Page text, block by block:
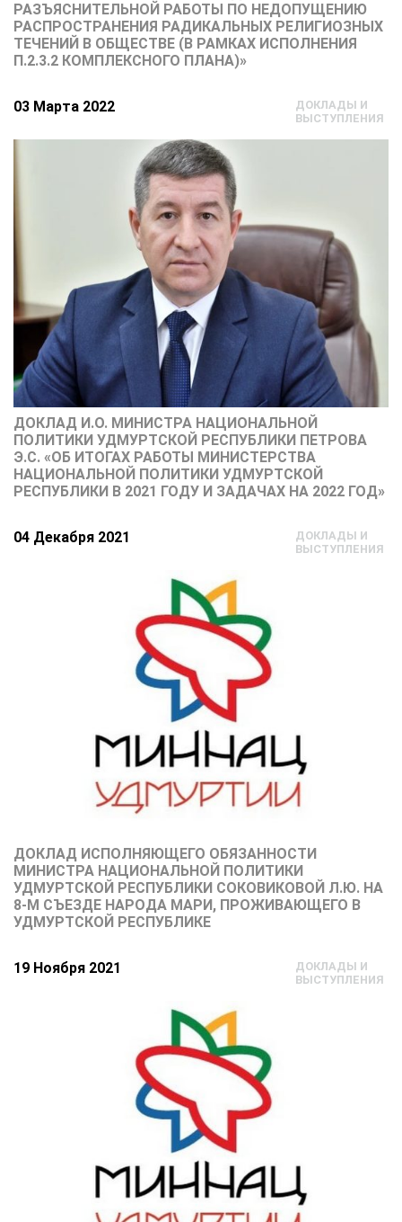
РАЗЪЯСНИТЕЛЬНОЙ РАБОТЫ ПО НЕДОПУЩЕНИЮ
РАСПРОСТРАНЕНИЯ РАДИКАЛЬНЫХ РЕЛИГИОЗНЫХ
ТЕЧЕНИЙ В ОБЩЕСТВЕ (В РАМКАХ ИСПОЛНЕНИЯ
П.2.3.2 КОМПЛЕКСНОГО ПЛАНА)»
03 Марта 2022
ДОКЛАДЫ И
ВЫСТУПЛЕНИЯ
ДОКЛАД И.О. МИНИСТРА НАЦИОНАЛЬНОЙ
ПОЛИТИКИ УДМУРТСКОЙ РЕСПУБЛИКИ ПЕТРОВА
Э.С. «ОБ ИТОГАХ РАБОТЫ МИНИСТЕРСТВА
НАЦИОНАЛЬНОЙ ПОЛИТИКИ УДМУРТСКОЙ
РЕСПУБЛИКИ В 2021 ГОДУ И ЗАДАЧАХ НА 2022 ГОД»
04 Декабря 2021
ДОКЛАДЫ И
ВЫСТУПЛЕНИЯ
ДОКЛАД ИСПОЛНЯЮЩЕГО ОБЯЗАННОСТИ
МИНИСТРА НАЦИОНАЛЬНОЙ ПОЛИТИКИ
УДМУРТСКОЙ РЕСПУБЛИКИ СОКОВИКОВОЙ Л.Ю. НА
8-М СЪЕЗДЕ НАРОДА МАРИ, ПРОЖИВАЮЩЕГО В
УДМУРТСКОЙ РЕСПУБЛИКЕ
19 Ноября 2021
ДОКЛАДЫ И
ВЫСТУПЛЕНИЯ